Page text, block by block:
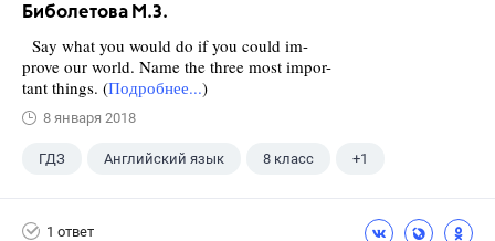
Биболетова М.З.
Say what you would do if you could im-
prove our world. Name the three most impor-
tant things. (Подробнее...)
8 января 2018
ГДЗ Английский язык 8 класс +1
1 ответ